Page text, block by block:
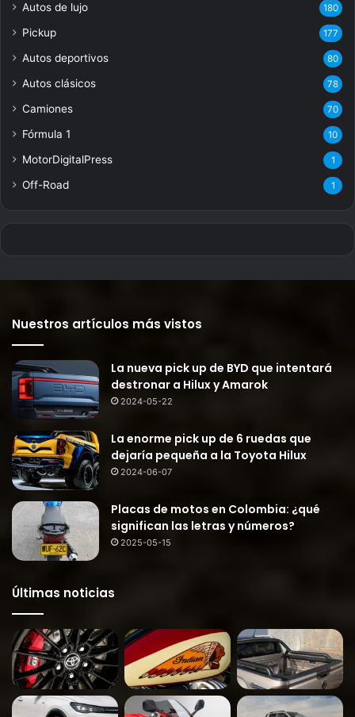
Autos de lujo 180
Pickup 177
Autos deportivos 80
Autos clásicos 78
Camiones 70
Fórmula 1 10
MotorDigitalPress 1
Off-Road 1
Nuestros artículos más vistos
La nueva pick up de BYD que intentará
destronar a Hilux y Amarok
2024-05-22
La enorme pick up de 6 ruedas que
dejaría pequeña a la Toyota Hilux
2024-06-07
Placas de motos en Colombia: ¿qué
significan las letras y números?
2025-05-15
Últimas noticias